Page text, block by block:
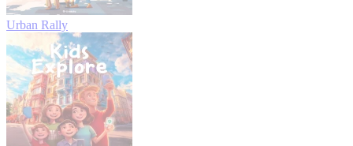
Urban Rally